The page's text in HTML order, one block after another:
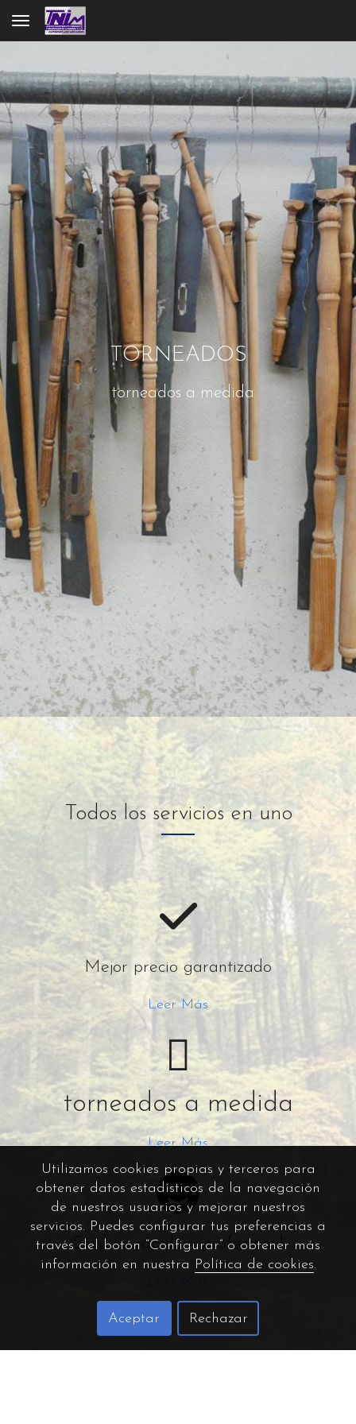
Toggle navigation
TORNEADOS
torneados a medida
Todos los servicios en uno
Mejor precio garantizado
Leer Más
torneados a medida
Leer Más
Servicio rápido y profesional
Utilizamos cookies propias y terceros para
obtener datos estadísticos de la navegación
de nuestros usuarios y mejorar nuestros
servicios. Puedes configurar tus preferencias a
través del botón “Configurar” o obtener más
información en nuestra Política de cookies.
Aceptar Rechazar